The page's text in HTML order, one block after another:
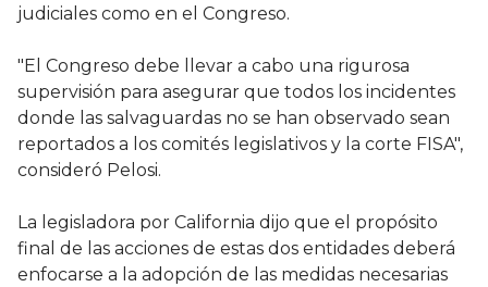
judiciales como en el Congreso.
"El Congreso debe llevar a cabo una rigurosa
supervisión para asegurar que todos los incidentes
donde las salvaguardas no se han observado sean
reportados a los comités legislativos y la corte FISA",
consideró Pelosi.
La legisladora por California dijo que el propósito
final de las acciones de estas dos entidades deberá
enfocarse a la adopción de las medidas necesarias